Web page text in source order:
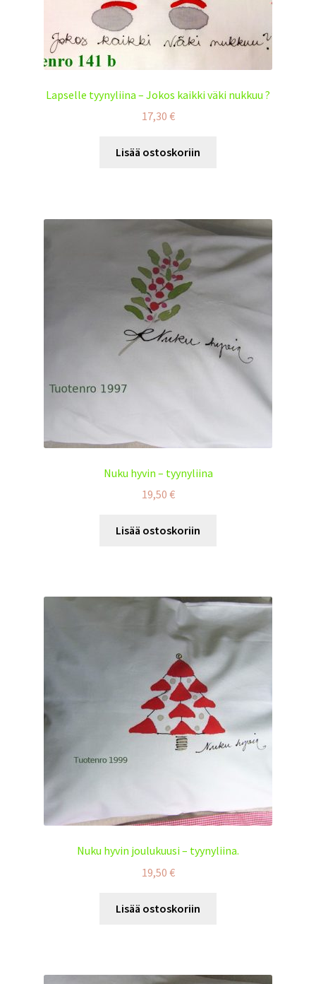
Lapselle tyynyliina – Jokos kaikki väki nukkuu ?
17,30 €
Lisää ostoskoriin
Nuku hyvin – tyynyliina
19,50 €
Lisää ostoskoriin
Nuku hyvin joulukuusi – tyynyliina.
19,50 €
Lisää ostoskoriin